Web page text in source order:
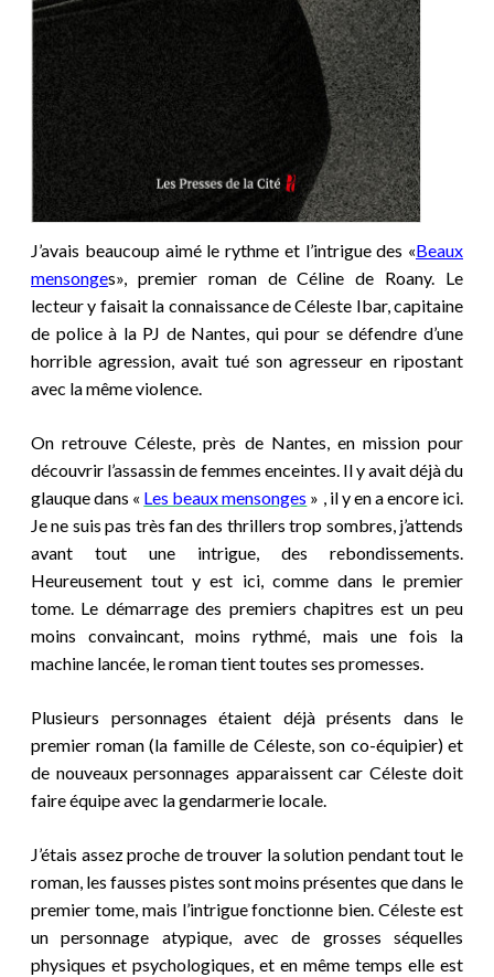
J’avais beaucoup aimé le rythme et l’intrigue des «Beaux
mensonges», premier roman de Céline de Roany. Le
lecteur y faisait la connaissance de Céleste Ibar, capitaine
de police à la PJ de Nantes, qui pour se défendre d’une
horrible agression, avait tué son agresseur en ripostant
avec la même violence.
On retrouve Céleste, près de Nantes, en mission pour
découvrir l’assassin de femmes enceintes. Il y avait déjà du
glauque dans « Les beaux mensonges » , il y en a encore ici.
Je ne suis pas très fan des thrillers trop sombres, j’attends
avant tout une intrigue, des rebondissements.
Heureusement tout y est ici, comme dans le premier
tome. Le démarrage des premiers chapitres est un peu
moins convaincant, moins rythmé, mais une fois la
machine lancée, le roman tient toutes ses promesses.
Plusieurs personnages étaient déjà présents dans le
premier roman (la famille de Céleste, son co-équipier) et
de nouveaux personnages apparaissent car Céleste doit
faire équipe avec la gendarmerie locale.
J’étais assez proche de trouver la solution pendant tout le
roman, les fausses pistes sont moins présentes que dans le
premier tome, mais l’intrigue fonctionne bien. Céleste est
un personnage atypique, avec de grosses séquelles
physiques et psychologiques, et en même temps elle est